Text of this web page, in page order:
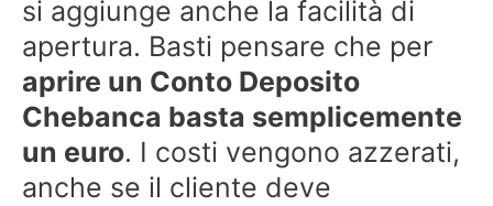
si aggiunge anche la facilità di
apertura. Basti pensare che per
aprire un Conto Deposito
Chebanca basta semplicemente
un euro. I costi vengono azzerati,
anche se il cliente deve